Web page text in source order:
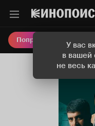
У вас
в вашей
не весь
Попробовать Плюс